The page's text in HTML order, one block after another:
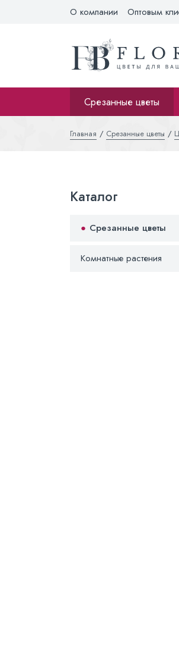
О компании Оптовым
Срезанные цветы
Главная Срезанные цветы
Каталог
Срезанные цветы
Комнатные растения